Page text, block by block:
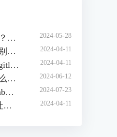
gitlab代码量统计怎么操作？如何在gitlab中自动统计代码行数？ 2024-05-28
gitlab免费版与收费版本区别？gitlab企业版怎样收费？ 2024-04-11
gitlab免费版有什么限制？gitlab免费版可以几人用？ 2024-04-11
gitlab启动成功访问不了怎么办？gitlab无法访问页面有哪些原因？ 2024-06-12
gitlab的token怎么生成 gitlab的access token怎么查询 2024-07-23
gitlab哪个版本稳定 gitlab社区版和企业版的区别 2024-04-11